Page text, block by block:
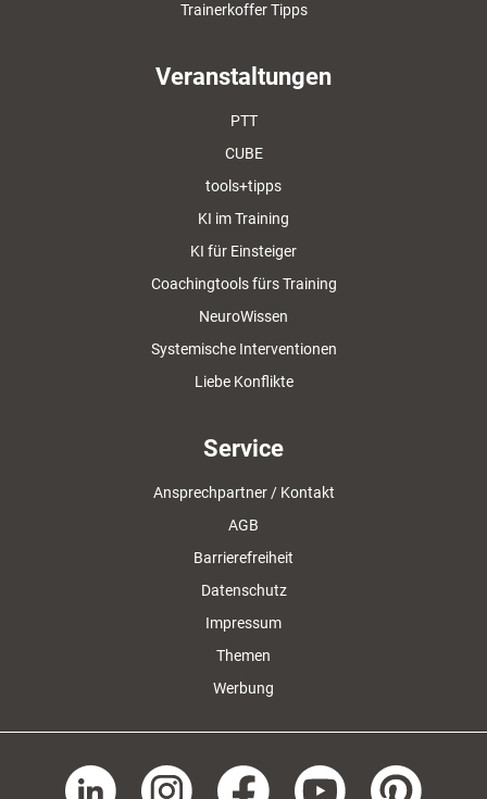
Trainerkoffer Tipps
Veranstaltungen
PTT
CUBE
tools+tipps
KI im Training
KI für Einsteiger
Coachingtools fürs Training
NeuroWissen
Systemische Interventionen
Liebe Konflikte
Service
Ansprechpartner / Kontakt
AGB
Barrierefreiheit
Datenschutz
Impressum
Themen
Werbung